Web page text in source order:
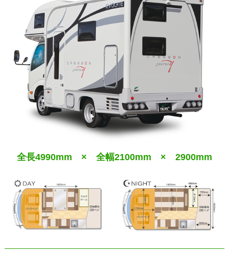
全長4990mm × 全幅2100mm × 2900mm